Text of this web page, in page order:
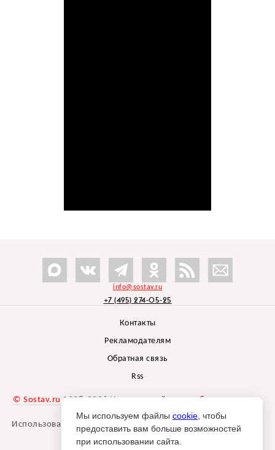
info@sostav.ru
+7 (495) 274-05-25
Контакты
Рекламодателям
Обратная связь
Rss
© Sostav.ru 1998-2026 Независимый проектбрендингового
агентства Depot
Использование материалов Sostav.ru допустимо только при
указании источника.
Мы используем файлы cookie , чтобы
предоставить вам больше возможностей
при использовании сайта.